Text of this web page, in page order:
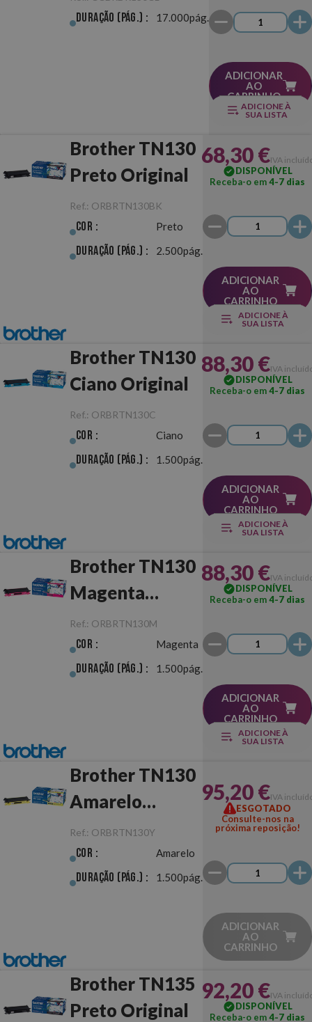
Tambor
Duração (pág.) : 17.000pág.
ADICIONAR
AO
CARRINHO
ADICIONE À
SUA LISTA
Brother TN130
Preto Original
Ref.: ORBRTN130BK
Cor : Preto
Duração (pág.) : 2.500pág.
68,30 €IVA
DISPONÍVEL
Receba-o em4-7 dias
ADICIONAR
AO
CARRINHO
ADICIONE À
SUA LISTA
Brother TN130
Ciano Original
Ref.: ORBRTN130C
Cor : Ciano
Duração (pág.) : 1.500pág.
88,30 €IVA
DISPONÍVEL
Receba-o em4-7 dias
ADICIONAR
AO
CARRINHO
ADICIONE À
SUA LISTA
Brother TN130
Magenta
Original
Ref.: ORBRTN130M
Cor : Magenta
Duração (pág.) : 1.500pág.
88,30 €IVA
DISPONÍVEL
Receba-o em4-7 dias
ADICIONAR
AO
CARRINHO
ADICIONE À
SUA LISTA
Brother TN130
Amarelo
Original
Ref.: ORBRTN130Y
Cor : Amarelo
Duração (pág.) : 1.500pág.
95,20 €IVA
ESGOTADO
Consulte-nos na
próxima reposição!
ADICIONAR
AO
CARRINHO
Brother TN135
Preto Original
92,20 €IVA
DISPONÍVEL
Receba-o em4-7 dias